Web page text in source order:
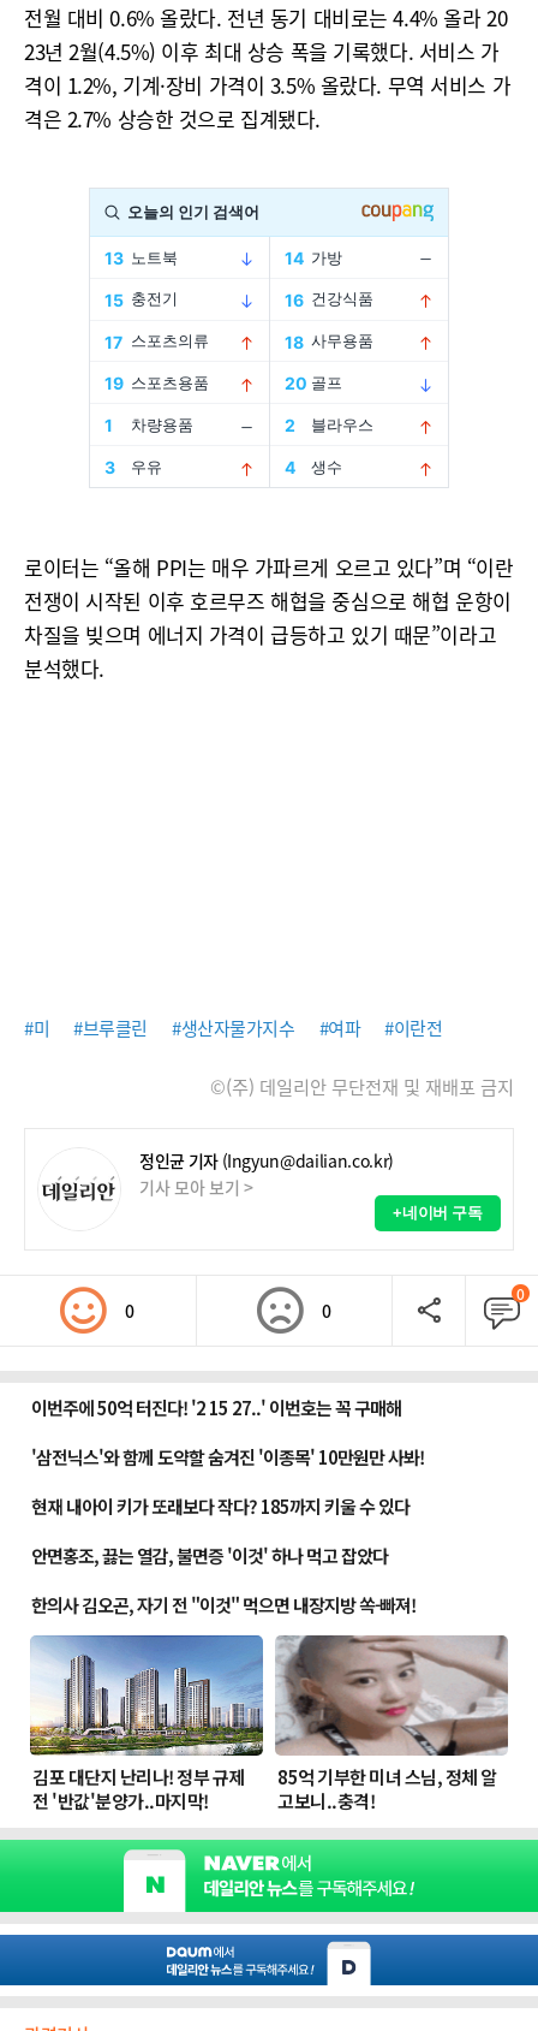
전월 대비 0.6% 올랐다. 전년 동기 대비로는 4.4% 올라 20
23년 2월(4.5%) 이후 최대 상승 폭을 기록했다. 서비스 가
격이 1.2%, 기계·장비 가격이 3.5% 올랐다. 무역 서비스 가
격은 2.7% 상승한 것으로 집계됐다.
로이터는 “올해 PPI는 매우 가파르게 오르고 있다”며 “이란
전쟁이 시작된 이후 호르무즈 해협을 중심으로 해협 운항이
차질을 빚으며 에너지 가격이 급등하고 있기 때문”이라고
분석했다.
#미 #브루클린 #생산자물가지수 #여파 #이란전
©(주) 데일리안 무단전재 및 재배포 금지
정인균 기자 (Ingyun@dailian.co.kr)
기사 모아 보기 >
+네이버 구독
0 0
0